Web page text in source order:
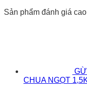
Sản phẩm đánh giá cao
CHUA NGỌT